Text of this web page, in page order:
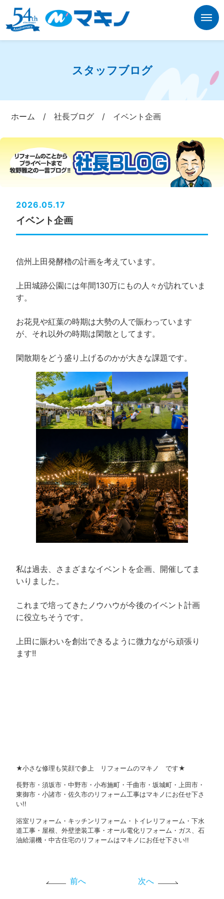
スタッフブログ
ホーム /社長ブログ / イベント企画
2026.05.17
イベント企画
信州上田発酵櫓の計画を考えています。
上田城跡公園には年間130万にもの人々が訪れていま
す。
お花見や紅葉の時期は大勢の人で賑わっています
が、それ以外の時期は閑散としてます。
閑散期をどう盛り上げるのかが大きな課題です。
私は過去、さまざまなイベントを企画、開催してま
いりました。
これまで培ってきたノウハウが今後のイベント計画
に役立ちそうです。
上田に賑わいを創出できるように微力ながら頑張り
ます!!
★小さな修理も笑顔で参上 リフォームのマキノ です★
長野市・須坂市・中野市・小布施町・千曲市・坂城町・上田市・
東御市・小諸市・佐久市のリフォーム工事はマキノにお任せ下さ
い!!
浴室リフォーム・キッチンリフォーム・トイレリフォーム・下水
道工事・屋根、外壁塗装工事・オール電化リフォーム・ガス、石
油給湯機・中古住宅のリフォームはマキノにお任せ下さい!!
前へ 次へ